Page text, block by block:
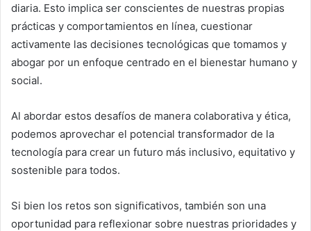
diaria. Esto implica ser conscientes de nuestras propias
prácticas y comportamientos en línea, cuestionar
activamente las decisiones tecnológicas que tomamos y
abogar por un enfoque centrado en el bienestar humano y
social.
Al abordar estos desafíos de manera colaborativa y ética,
podemos aprovechar el potencial transformador de la
tecnología para crear un futuro más inclusivo, equitativo y
sostenible para todos.
Si bien los retos son significativos, también son una
oportunidad para reflexionar sobre nuestras prioridades y